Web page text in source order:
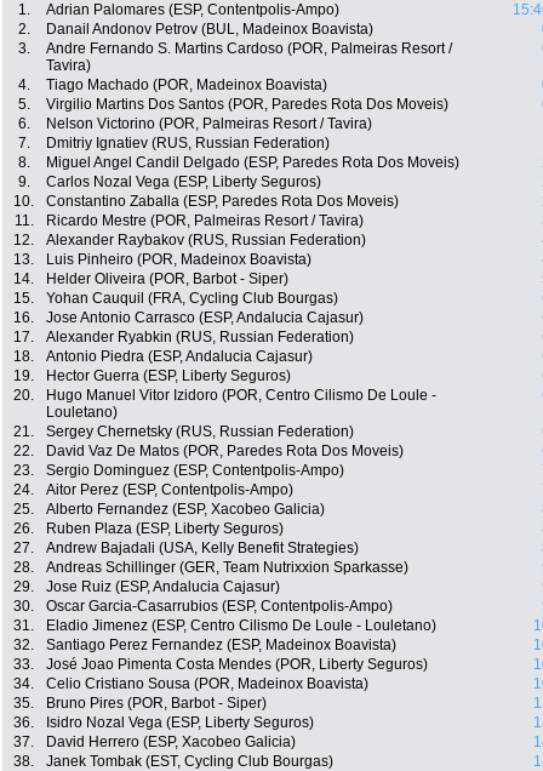
1. Adrian Palomares (ESP, Contentpolis-Ampo)
2.
Danail Andonov Petrov (BUL, Madeinox Boavista)
3.
Andre Fernando S. Martins Cardoso (POR, Palmeiras Resort /
Tavira)
4. Tiago Machado (POR, Madeinox Boavista)
5.
Virgilio Martins Dos Santos (POR, Paredes Rota Dos Moveis)
6.
Nelson Victorino (POR, Palmeiras Resort / Tavira)
7.
Dmitriy Ignatiev (RUS, Russian Federation)
8.
Miguel Angel Candil Delgado (ESP, Paredes Rota Dos Moveis)
9.
Carlos Nozal Vega (ESP, Liberty Seguros)
10.
Constantino Zaballa (ESP, Paredes Rota Dos Moveis)
11.
Ricardo Mestre (POR, Palmeiras Resort / Tavira)
12.
Alexander Raybakov (RUS, Russian Federation)
13.
Luis Pinheiro (POR, Madeinox Boavista)
14.
Helder Oliveira (POR, Barbot - Siper)
15.
Yohan Cauquil (FRA, Cycling Club Bourgas)
16.
Jose Antonio Carrasco (ESP, Andalucia Cajasur)
17.
Alexander Ryabkin (RUS, Russian Federation)
18.
Antonio Piedra (ESP, Andalucia Cajasur)
19.
Hector Guerra (ESP, Liberty Seguros)
20.
Hugo Manuel Vitor Izidoro (POR, Centro Cilismo De Loule -
Louletano)
21. Sergey Chernetsky (RUS, Russian Federation)
22.
David Vaz De Matos (POR, Paredes Rota Dos Moveis)
23.
Sergio Dominguez (ESP, Contentpolis-Ampo)
24.
Aitor Perez (ESP, Contentpolis-Ampo)
25.
Alberto Fernandez (ESP, Xacobeo Galicia)
26.
Ruben Plaza (ESP, Liberty Seguros)
27.
Andrew Bajadali (USA, Kelly Benefit Strategies)
28.
Andreas Schillinger (GER, Team Nutrixxion Sparkasse)
29.
Jose Ruiz (ESP, Andalucia Cajasur)
30.
Oscar Garcia-Casarrubios (ESP, Contentpolis-Ampo)
31.
Eladio Jimenez (ESP, Centro Cilismo De Loule - Louletano)
32.
Santiago Perez Fernandez (ESP, Madeinox Boavista)
33.
José Joao Pimenta Costa Mendes (POR, Liberty Seguros)
34.
Celio Cristiano Sousa (POR, Madeinox Boavista)
35.
Bruno Pires (POR, Barbot - Siper)
36.
Isidro Nozal Vega (ESP, Liberty Seguros)
37.
David Herrero (ESP, Xacobeo Galicia)
38.
Janek Tombak (EST, Cycling Club Bourgas)